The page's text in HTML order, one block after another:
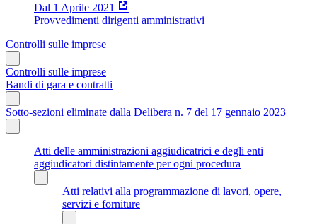
Dal 1 Aprile 2021
Provvedimenti dirigenti amministrativi
Controlli sulle imprese
Controlli sulle imprese
Bandi di gara e contratti
Sotto-sezioni eliminate dalla Delibera n. 7 del 17 gennaio 2023
Atti delle amministrazioni aggiudicatrici e degli enti
aggiudicatori distintamente per ogni procedura
Atti relativi alla programmazione di lavori, opere,
servizi e forniture